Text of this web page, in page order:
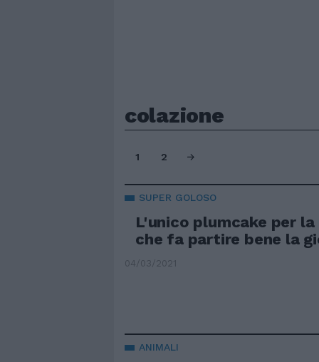
colazione
1 2
SUPER GOLOSO
L'unico plumcake per
che fa partire bene la
04/03/2021
ANIMALI